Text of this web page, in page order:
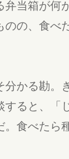
弁当箱が何
のの、食べ
分かる勘。
すると、「
。食べたら